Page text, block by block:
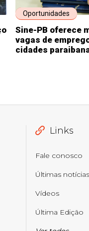
Oportunidades
Sine-PB oferece
vagas de
cidades
Links
Fale conosco
Últimas notícias
Vídeos
Última Edição